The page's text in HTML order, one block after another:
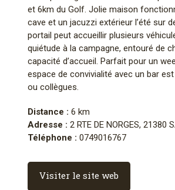
et 6km du Golf. Jolie maison
cave et un jacuzzi extérieur l’été sur
portail peut accueillir plusieurs
quiétude à la campagne, entouré de
capacité d’accueil. Parfait pour un
espace de convivialité avec un bar
ou collègues.
Distance : 6 km
Adresse : 2 RTE DE NORGES, 21380
Téléphone : 0749016767
Visiter le site web